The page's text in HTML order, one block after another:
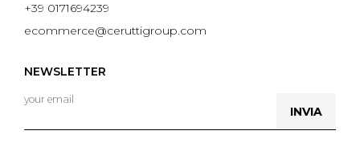
+39 0171694239
ecommerce@ceruttigroup.com
NEWSLETTER
INVIA